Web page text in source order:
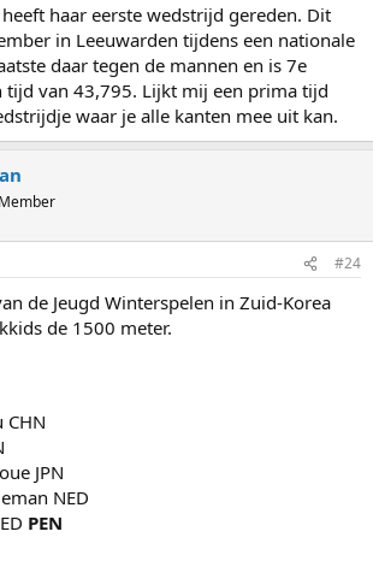
haar eerste wedstrijd gereden. Dit
in Leeuwarden tijdens een nationale
daar tegen de mannen en is 7e
tijd van 43,795. Lijkt mij een prima tijd
waar je alle kanten mee uit kan.
#24
de Jeugd Winterspelen in Zuid-Korea
de 1500 meter.
CHN
JPN
NED
PEN